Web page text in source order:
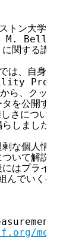
ン大学の
M. Bellovin氏
関する講演が
、自身がリー
Projectとい
ら、クッキーや
を公開すると
さについても
しました。
個人情報の収
いて解説しま
はプライバシ
んでいくべきか
meeting/